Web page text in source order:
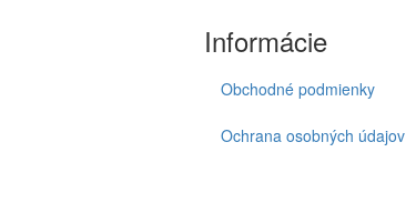
Informácie
Obchodné podmienky
Ochrana osobných údajov